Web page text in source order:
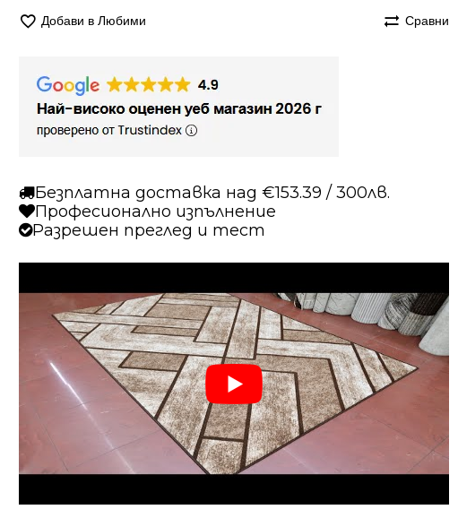
240/320
2440
кафяв
Добави в Любими Сравни
Безплатна доставка над €153.39 / 300лв.
Професионално изпълнение
Разрешен преглед и тест